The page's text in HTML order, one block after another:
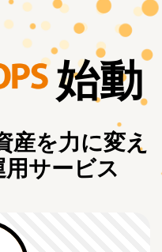
始動
産を力に変え
サービス